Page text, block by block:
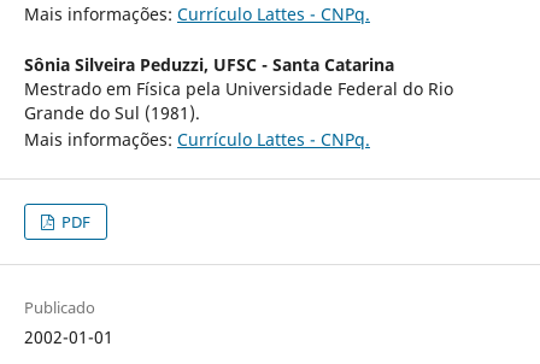
Mais informações: Currículo Lattes - CNPq.
Sônia Silveira Peduzzi, UFSC - Santa Catarina
Mestrado em Física pela Universidade Federal do Rio
Grande do Sul (1981).
Mais informações: Currículo Lattes - CNPq.
PDF
Publicado
2002-01-01